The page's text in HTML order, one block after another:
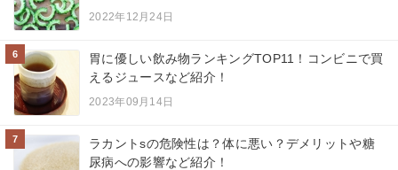
2022年12月24日
6
胃に優しい飲み物ランキングTOP11！コンビニで買
えるジュースなど紹介！
2023年09月14日
7
ラカントsの危険性は？体に悪い？デメリットや糖
尿病への影響など紹介！